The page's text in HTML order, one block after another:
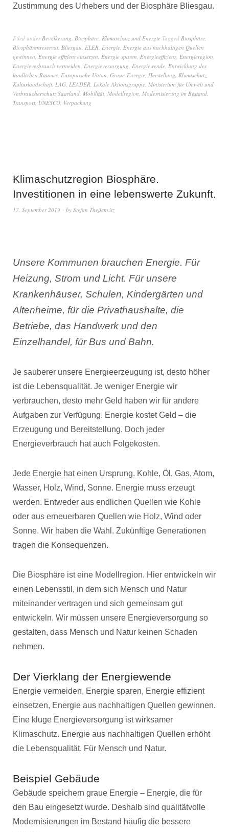
Zustimmung des Urhebers und der Biosphäre Bliesgau.
Filed underBevölkerung, Biosphäre, Klimaschutz und Energie Tagged Biosphäre,
Biosphärenreservat, Bliesgau, ELER, Energie, Energie aus nachhaltigen Quellen
gewinnen, Energie effizient einsetzen, Energie sparen, Energieeffizienz, Energieregion,
Energieverbrauch vermeiden, Energieversorgung, Energiewende, Entwicklung des
ländlichen Raumes, Europäische Union, Graue-Energie, Herstellung, Klimaschutz,
Kulturlandschaft, LAG, LEADER, Lokale Aktionsgruppe, Ministerium für Umwelt und
Verbraucherschutz Saarland, Mobilität, Modellregion, Modernisierung im Bestand,
Transport, UNESCO, Verpackung
Klimaschutzregion Biosphäre.
Investitionen in eine lebenswerte Zukunft.
17. September 2019 by Stefan Theßenvitz
Unsere Kommunen brauchen Energie. Für
Heizung, Strom und Licht. Für unsere
Krankenhäuser, Schulen, Kindergärten und
Altenheime, für die Privathaushalte, die
Betriebe, das Handwerk und den
Einzelhandel, für Bus und Bahn.
Je sauberer unsere Energieerzeugung ist, desto höher
ist die Lebensqualität. Je weniger Energie wir
verbrauchen, desto mehr Geld haben wir für andere
Aufgaben zur Verfügung. Energie kostet Geld – die
Erzeugung und Bereitstellung. Doch jeder
Energieverbrauch hat auch Folgekosten.
Jede Energie hat einen Ursprung. Kohle, Öl, Gas, Atom,
Wasser, Holz, Wind, Sonne. Energie muss erzeugt
werden. Entweder aus endlichen Quellen wie Kohle
oder aus erneuerbaren Quellen wie Holz, Wind oder
Sonne. Wir haben die Wahl. Zukünftige Generationen
tragen die Konsequenzen.
Die Biosphäre ist eine Modellregion. Hier entwickeln wir
einen Lebensstil, in dem sich Mensch und Natur
miteinander vertragen und sich gemeinsam gut
entwickeln. Wir müssen unsere Energieversorgung so
gestalten, dass Mensch und Natur keinen Schaden
nehmen.
Der Vierklang der Energiewende
Energie vermeiden, Energie sparen, Energie effizient
einsetzen, Energie aus nachhaltigen Quellen gewinnen.
Eine kluge Energieversorgung ist wirksamer
Klimaschutz. Energie aus nachhaltigen Quellen erhöht
die Lebensqualität. Für Mensch und Natur.
Beispiel Gebäude
Gebäude speichern graue Energie – Energie, die für
den Bau eingesetzt wurde. Deshalb sind qualitätvolle
Modernisierungen im Bestand häufig die bessere